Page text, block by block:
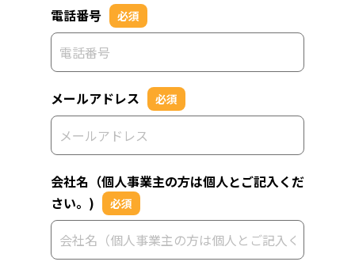
電話番号 必須
メールアドレス 必須
会社名（個人事業主の方は個人とご記入くだ
さい。)
必須